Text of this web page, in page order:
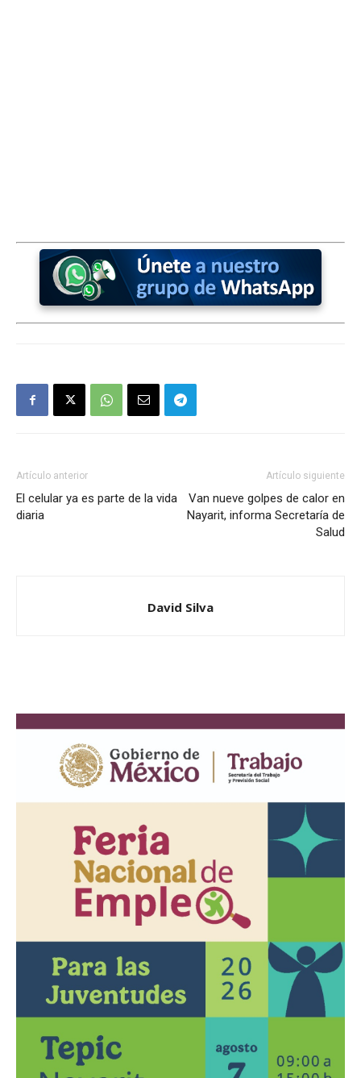
Artículo anterior
El celular ya es parte de la vida
diaria
Artículo siguiente
Van nueve golpes de calor en
Nayarit, informa Secretaría de
Salud
David Silva